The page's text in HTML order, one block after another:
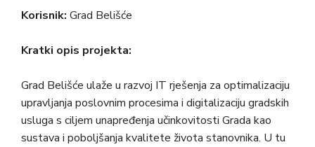
Korisnik: Grad Belišće
Kratki opis projekta:
Grad Belišće ulaže u razvoj IT rješenja za optimalizaciju
upravljanja poslovnim procesima i digitalizaciju gradskih
usluga s ciljem unapređenja učinkovitosti Grada kao
sustava i poboljšanja kvalitete života stanovnika. U tu